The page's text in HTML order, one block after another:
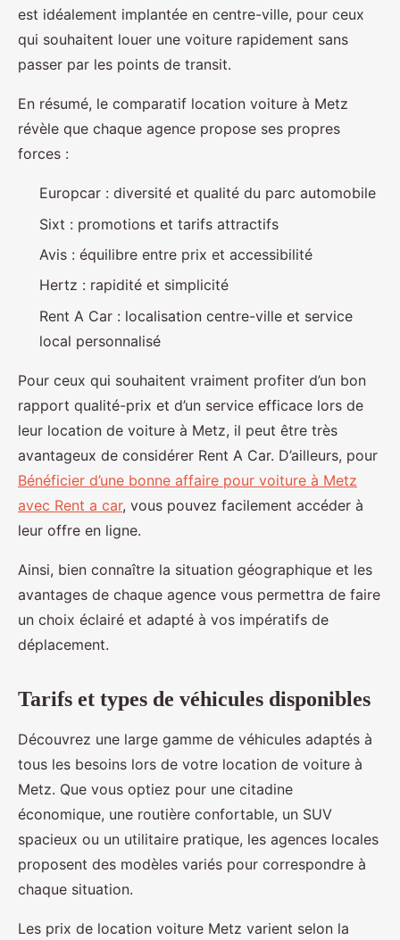
est idéalement implantée en centre-ville, pour ceux
qui souhaitent louer une voiture rapidement sans
passer par les points de transit.
En résumé, le comparatif location voiture à Metz
révèle que chaque agence propose ses propres
forces :
Europcar : diversité et qualité du parc automobile
Sixt : promotions et tarifs attractifs
Avis : équilibre entre prix et accessibilité
Hertz : rapidité et simplicité
Rent A Car : localisation centre-ville et service
local personnalisé
Pour ceux qui souhaitent vraiment profiter d’un bon
rapport qualité-prix et d’un service efficace lors de
leur location de voiture à Metz, il peut être très
avantageux de considérer Rent A Car. D’ailleurs, pour
Bénéficier d’une bonne affaire pour voiture à Metz
avec Rent a car, vous pouvez facilement accéder à
leur offre en ligne.
Ainsi, bien connaître la situation géographique et les
avantages de chaque agence vous permettra de faire
un choix éclairé et adapté à vos impératifs de
déplacement.
Tarifs et types de véhicules disponibles
Découvrez une large gamme de véhicules adaptés à
tous les besoins lors de votre location de voiture à
Metz. Que vous optiez pour une citadine
économique, une routière confortable, un SUV
spacieux ou un utilitaire pratique, les agences locales
proposent des modèles variés pour correspondre à
chaque situation.
Les prix de location voiture Metz varient selon la